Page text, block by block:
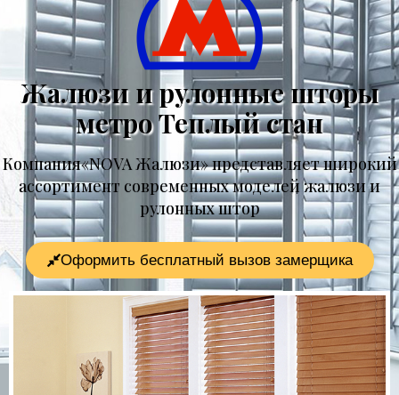
Жалюзи и рулонные шторы
метро Теплый стан
Компания«NOVA Жалюзи» представляет широкий
ассортимент современных моделей жалюзи и
рулонных штор
Оформить бесплатный вызов замерщика